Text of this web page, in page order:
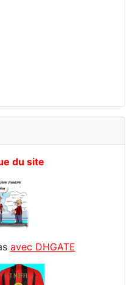
du site
avec DHGATE